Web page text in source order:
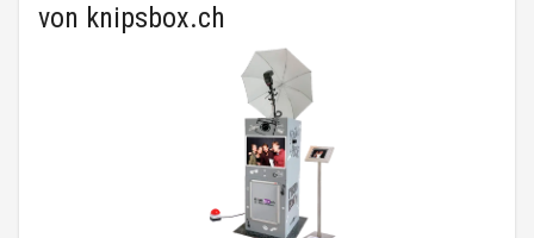
von knipsbox.ch